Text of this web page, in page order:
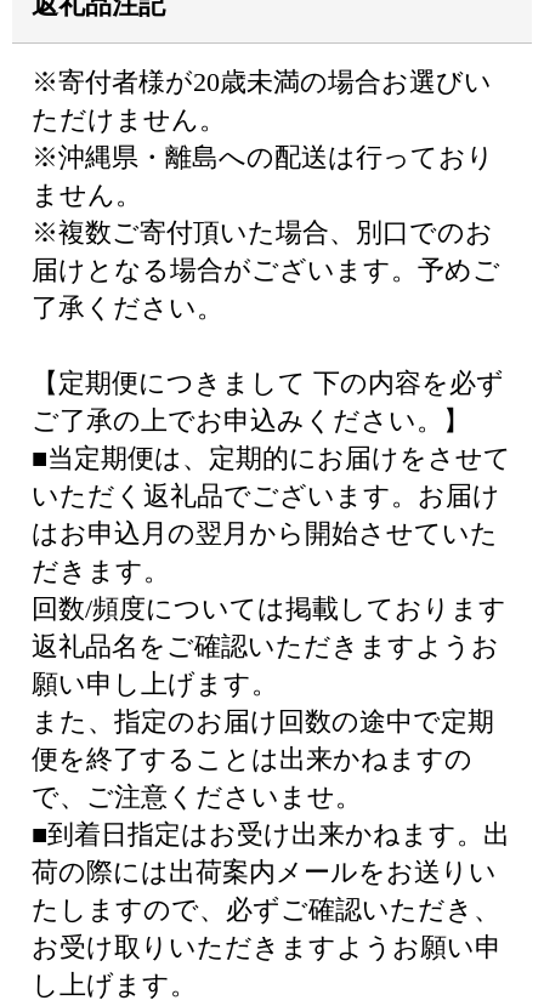
※寄付者様が20歳未満の場合お選びい
ただけません。
※沖縄県・離島への配送は行っており
ません。
※複数ご寄付頂いた場合、別口でのお
届けとなる場合がございます。予めご
了承ください。
【定期便につきまして 下の内容を必ず
ご了承の上でお申込みください。】
■当定期便は、定期的にお届けをさせて
いただく返礼品でございます。お届け
はお申込月の翌月から開始させていた
だきます。
回数/頻度については掲載しております
返礼品名をご確認いただきますようお
願い申し上げます。
また、指定のお届け回数の途中で定期
便を終了することは出来かねますの
で、ご注意くださいませ。
■到着日指定はお受け出来かねます。出
荷の際には出荷案内メールをお送りい
たしますので、必ずご確認いただき、
お受け取りいただきますようお願い申
し上げます。